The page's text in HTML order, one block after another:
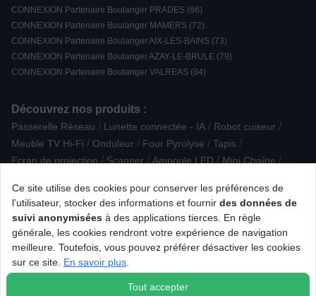
Ce site utilise des cookies pour conserver les préférences de
l’utilisateur, stocker des informations et fournir des données de
suivi anonymisées à des applications tierces. En règle
générale, les cookies rendront votre expérience de navigation
meilleure. Toutefois, vous pouvez préférer désactiver les cookies
sur ce site. En savoir plus
Tout accepter
CONNEXION Partenaire Boulanger PRADES (66)
CONNEXION Partenaire Boulanger MAMERS (72)
CONNEXION Partenaire Boulanger AIX-LES-BAINS (73)
CONNEXION Partenaire Boulanger AZAY-LE-BRULE (79)
CONNEXION Partenaire Boulanger VALREAS (84)
Découvrez nos produits :
Passerelle Réseau / Lunette connectée - IA / Robot cuiseur /
Meuble TV Hi-Fi / Onduleur / Four Pyrolyse / Tapis /
Ecran de projection / Scanner / Ampoule LED / Mini Chaîne /
Ampli Tuner Stéréo / Fondue / Wok / Tajine /
Sèche-linge à Condensation
Micro-ondes encastrable Aspirateur cuve Ustensile pratique
Raclette / pierre à griller / grill / crêpière /
Tondeuse barbe, nez et oreilles